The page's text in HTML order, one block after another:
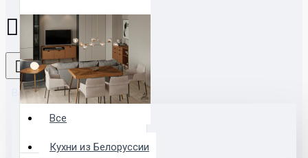
Все
Все
Кухни из Белоруссии
АМБЕР. ГОСТИНАЯ